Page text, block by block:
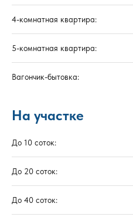
4-комнатная квартира:
5-комнатная квартира:
Вагончик-бытовка:
На участке
До 10 соток:
До 20 соток:
До 40 соток: